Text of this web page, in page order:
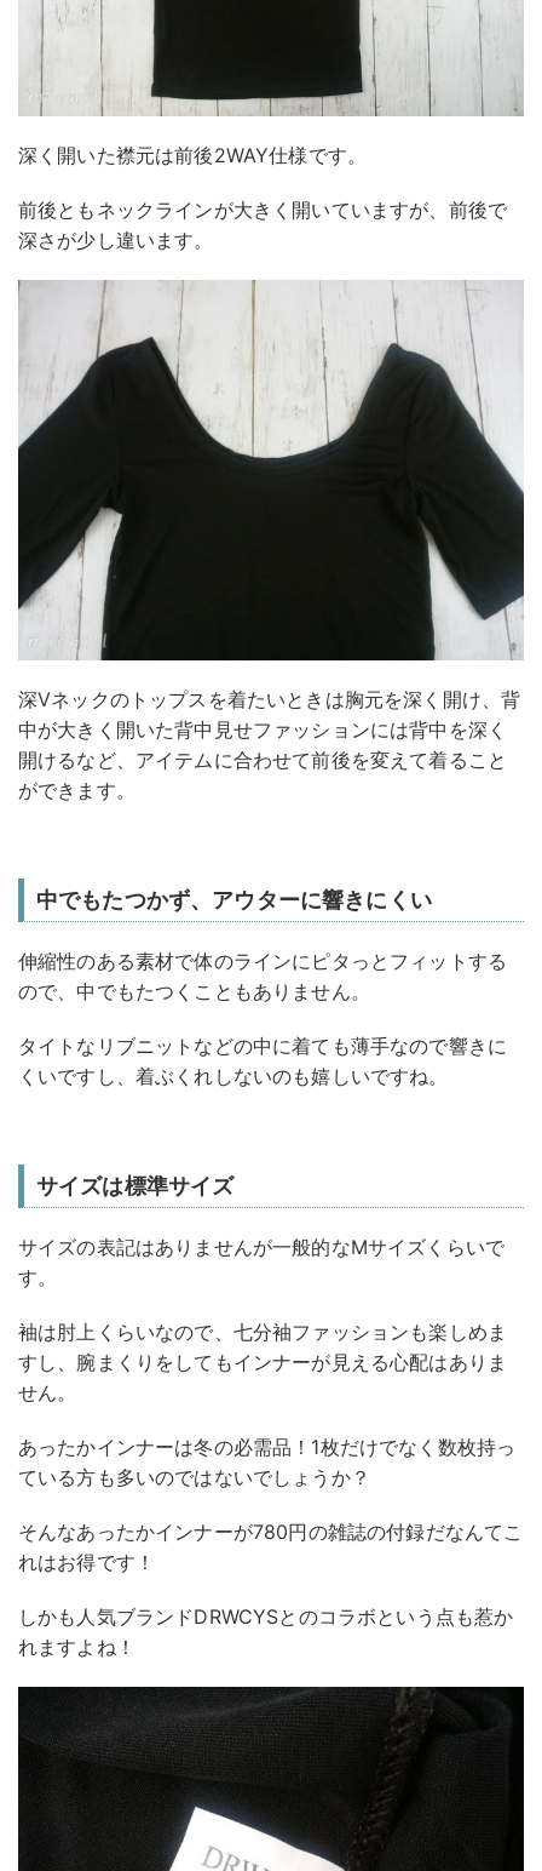
深く開いた襟元は前後2WAY仕様です。
前後ともネックラインが大きく開いていますが、前後で
深さが少し違います。
深Vネックのトップスを着たいときは胸元を深く開け、背
中が大きく開いた背中見せファッションには背中を深く
開けるなど、アイテムに合わせて前後を変えて着ること
ができます。
中でもたつかず、アウターに響きにくい
伸縮性のある素材で体のラインにピタっとフィットする
ので、中でもたつくこともありません。
タイトなリブニットなどの中に着ても薄手なので響きに
くいですし、着ぶくれしないのも嬉しいですね。
サイズは標準サイズ
サイズの表記はありませんが一般的なMサイズくらいで
す。
袖は肘上くらいなので、七分袖ファッションも楽しめま
すし、腕まくりをしてもインナーが見える心配はありま
せん。
あったかインナーは冬の必需品！1枚だけでなく数枚持っ
ている方も多いのではないでしょうか？
そんなあったかインナーが780円の雑誌の付録だなんてこ
れはお得です！
しかも人気ブランドDRWCYSとのコラボという点も惹か
れますよね！